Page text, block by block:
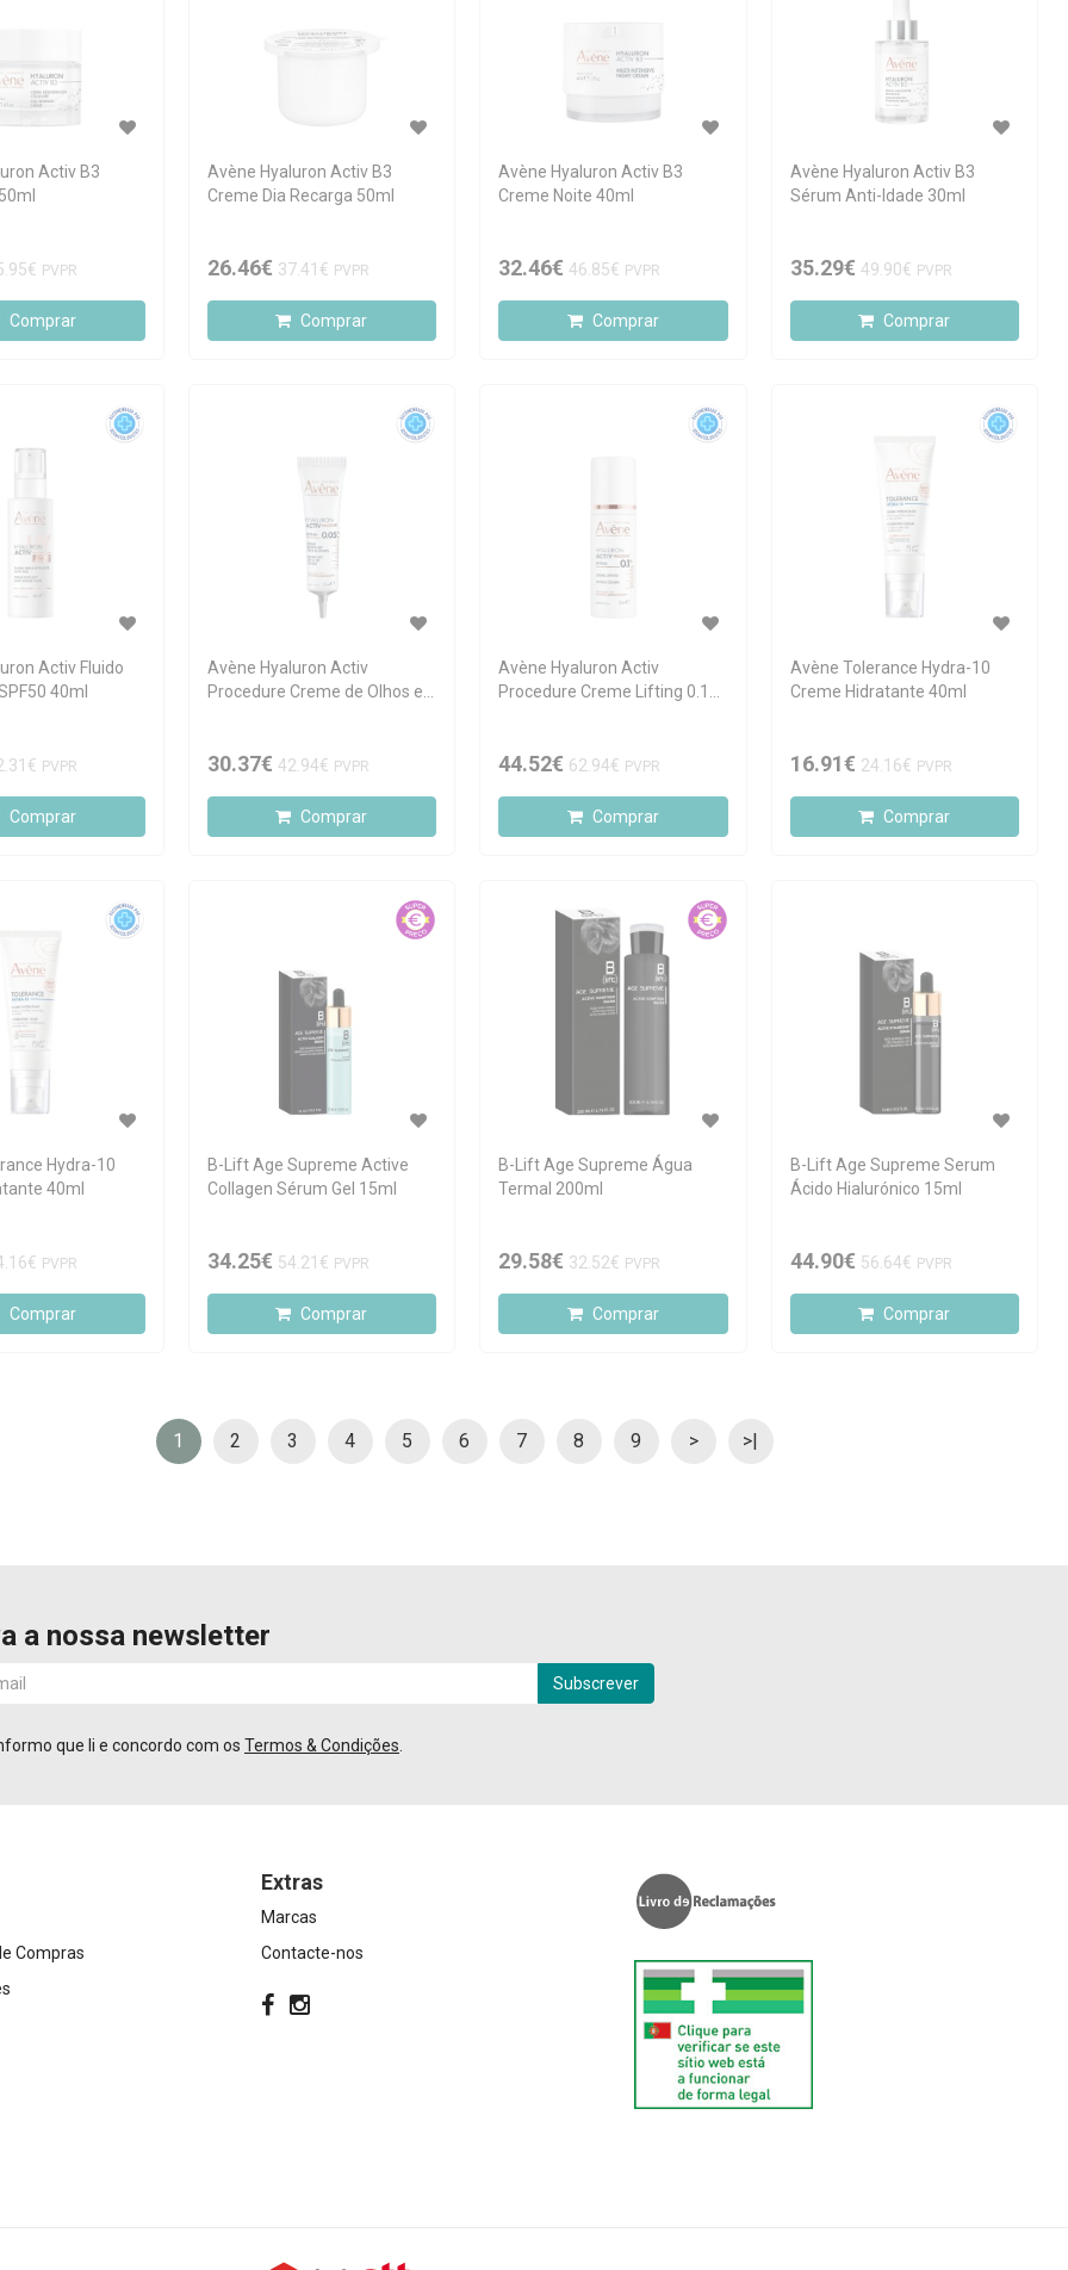
Activ B3
PVPR
Comprar
Avène Hyaluron Activ B3
Creme Dia Recarga 50ml
26.46€ 37.41€ PVPR
Comprar
Avène Hyaluron Activ B3
Creme Noite 40ml
32.46€ 46.85€ PVPR
Comprar
Avène Hyaluron Activ B3
Sérum Anti-Idade 30ml
35.29€ 49.90€ PVPR
Comprar
Activ Fluido
40ml
PVPR
Comprar
Avène Hyaluron Activ
Procedure Creme de Olhos e
30.37€ 42.94€ PVPR
Comprar
Avène Hyaluron Activ
Procedure Creme Lifting 0.1%
44.52€ 62.94€ PVPR
Comprar
Avène Tolerance Hydra-10
Creme Hidratante 40ml
16.91€ 24.16€ PVPR
Comprar
Hydra-10
40ml
PVPR
Comprar
B-Lift Age Supreme Active
Collagen Sérum Gel 15ml
34.25€ 54.21€ PVPR
Comprar
B-Lift Age Supreme Água
Termal 200ml
29.58€ 32.52€ PVPR
Comprar
B-Lift Age Supreme Serum
Ácido Hialurónico 15ml
44.90€ 56.64€ PVPR
Comprar
1 2 3 4 5 6 7 8 9 > >|
a nossa newsletter
Subscrever
que li e concordo com os Termos & Condições
Compras
Extras
Marcas
Contacte-nos